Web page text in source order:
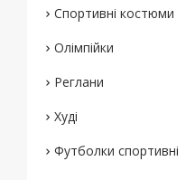
Спортивні костюми
Олімпійки
Реглани
Худі
Футболки спортивні